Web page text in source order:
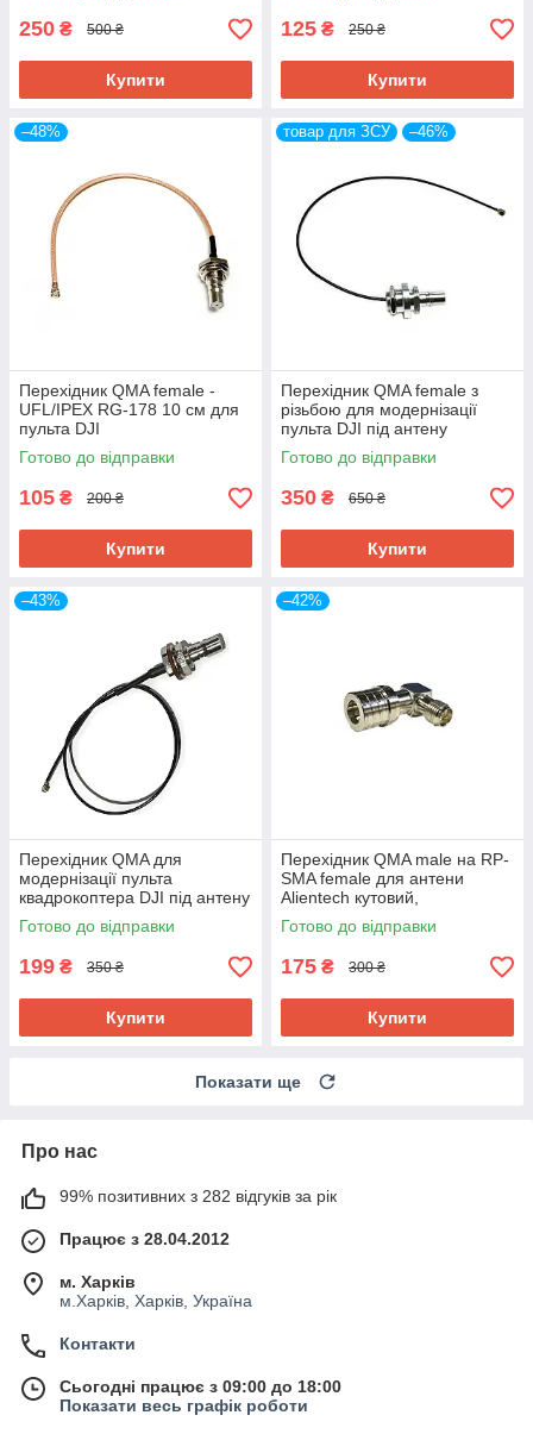
250 ₴ 500 ₴
Купити
125 ₴ 250 ₴
Купити
–48%
Перехідник QMA female -
UFL/IPEX RG-178 10 см для
пульта DJI
Готово до відправки
105 ₴ 200 ₴
Купити
товар для ЗСУ –46%
Перехідник QMA female з
різьбою для модернізації
пульта DJI під антену
Alientech 15 см
Готово до відправки
350 ₴ 650 ₴
Купити
–43%
Перехідник QMA для
модернізації пульта
квадрокоптера DJI під антену
Alientech 15 см
Готово до відправки
199 ₴ 350 ₴
Купити
–42%
Перехідник QMA male на RP-
SMA female для антени
Alientech кутовий,
підключення пульта
квадрокоптера DJI
Готово до відправки
175 ₴ 300 ₴
Купити
Показати ще
Про нас
99% позитивних з 282 відгуків за рік
Працює з 28.04.2012
м. Харків
м.Харків, Харків, Україна
Контакти
Сьогодні працює з 09:00 до 18:00
Показати весь графік роботи